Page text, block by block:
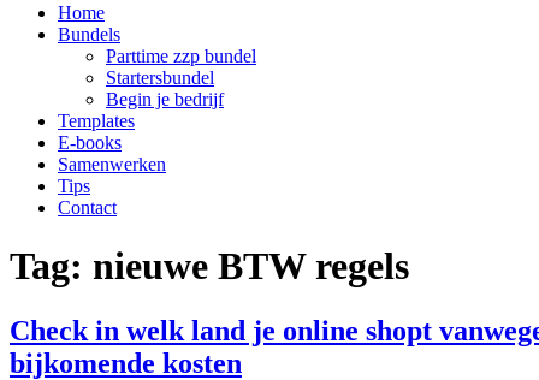
Home
Bundels
Parttime zzp bundel
Startersbundel
Begin je bedrijf
Templates
E-books
Samenwerken
Tips
Contact
Tag: nieuwe BTW regels
Check in welk land je online shopt
bijkomende kosten